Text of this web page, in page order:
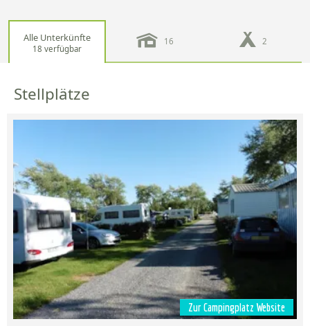
Alle Unterkünfte
18 verfügbar
16 2
Stellplätze
Zur Campingplatz Website